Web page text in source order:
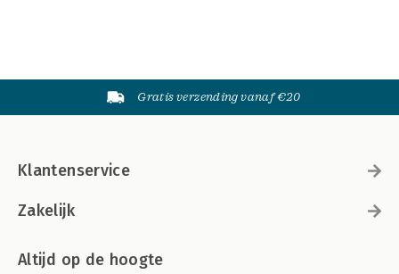
Gratis verzending vanaf €20
Klantenservice
Zakelijk
Altijd op de hoogte